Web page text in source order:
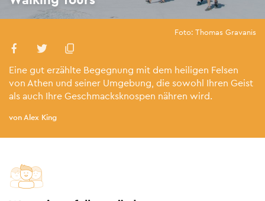
Foto: Thomas Gravanis
Eine gut erzählte Begegnung mit dem heiligen Felsen
von Athen und seiner Umgebung, die sowohl Ihren Geist
als auch Ihre Geschmacksknospen nähren wird.
von Alex King